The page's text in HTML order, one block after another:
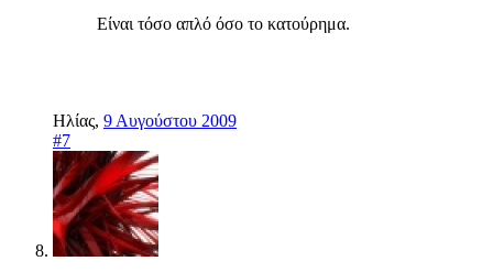
Είναι τόσο απλό όσο το κατούρημα.
Ηλίας, 9 Αυγούστου 2009
#7